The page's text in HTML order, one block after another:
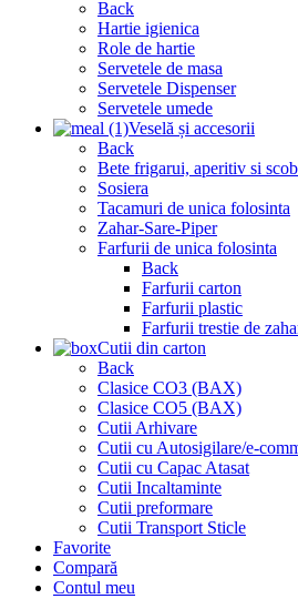
Back
Hartie igienica
Role de hartie
Servetele de masa
Servetele Dispenser
Servetele umede
Veselă și accesorii
Back
Bete frigarui, aperitiv si
Sosiera
Tacamuri de unica folosinta
Zahar-Sare-Piper
Farfurii de unica folosinta
Back
Farfurii carton
Farfurii plastic
Farfurii trestie de
Cutii din carton
Back
Clasice CO3 (BAX)
Clasice CO5 (BAX)
Cutii Arhivare
Cutii cu Autosigilare/e-
Cutii cu Capac Atasat
Cutii Incaltaminte
Cutii preformare
Cutii Transport Sticle
Favorite
Compară
Contul meu